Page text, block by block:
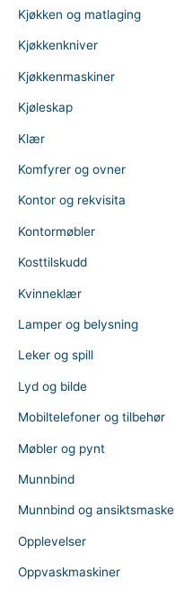
Kjøkken og matlaging
Kjøkkenkniver
Kjøkkenmaskiner
Kjøleskap
Klær
Komfyrer og ovner
Kontor og rekvisita
Kontormøbler
Kosttilskudd
Kvinneklær
Lamper og belysning
Leker og spill
Lyd og bilde
Mobiltelefoner og tilbehør
Møbler og pynt
Munnbind
Munnbind og ansiktsmaske
Opplevelser
Oppvaskmaskiner